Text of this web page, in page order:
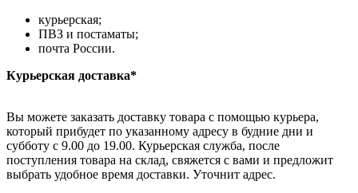
курьерская;
ПВЗ и постаматы;
почта России.
Курьерская доставка*
Вы можете заказать доставку товара с помощью курьера,
который прибудет по указанному адресу в будние дни и
субботу с 9.00 до 19.00. Курьерская служба, после
поступления товара на склад, свяжется с вами и предложит
выбрать удобное время доставки. Уточнит адрес.